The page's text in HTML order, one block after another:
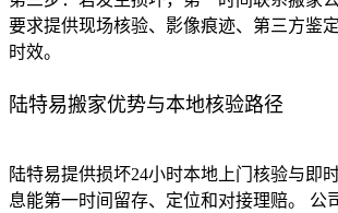
要求提供现场核验、影像痕迹、第三方鉴
时效。
陆特易搬家优势与本地核验路径
陆特易提供损坏24小时本地上门核验与即
息能第一时间留存、定位和对接理赔。 公